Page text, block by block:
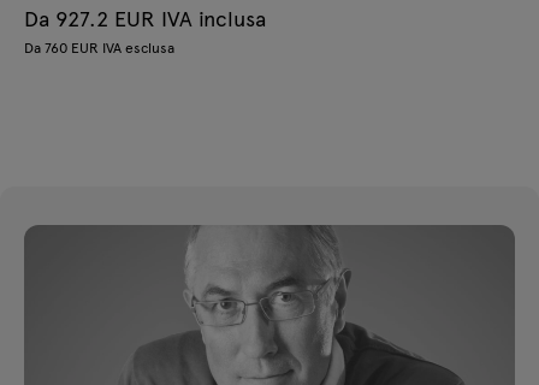
Da 927.2 EUR IVA inclusa
Da 760 EUR IVA esclusa